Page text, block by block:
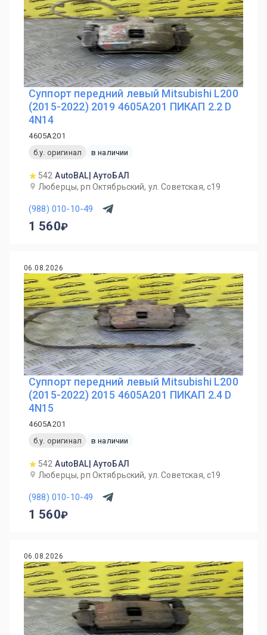
Суппорт передний левый Mitsubishi L200
(2015-2022) 2019 4605A201 ПИКАП 2.2 D
4N14
4605A201
б.у. оригинал
в наличии
542 AutoBAL| АутоБАЛ
Люберцы, рп Октябрьский, ул. Советская, с19
(988) 010-10-49
1 560
06.08.2026
Суппорт передний левый Mitsubishi L200
(2015-2022) 2015 4605A201 ПИКАП 2.4 D
4N15
4605A201
б.у. оригинал
в наличии
542 AutoBAL| АутоБАЛ
Люберцы, рп Октябрьский, ул. Советская, с19
(988) 010-10-49
1 560
06.08.2026